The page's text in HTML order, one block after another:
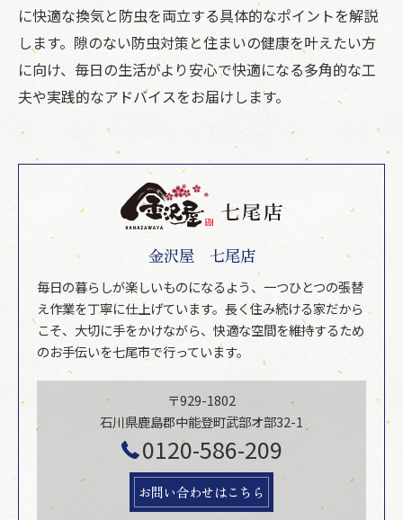
に快適な換気と防虫を両立する具体的なポイントを解説
します。隙のない防虫対策と住まいの健康を叶えたい方
に向け、毎日の生活がより安心で快適になる多角的な工
夫や実践的なアドバイスをお届けします。
金沢屋 七尾店
毎日の暮らしが楽しいものになるよう、一つひとつの張替
え作業を丁寧に仕上げています。長く住み続ける家だから
こそ、大切に手をかけながら、快適な空間を維持するため
のお手伝いを七尾市で行っています。
〒929-1802
石川県鹿島郡中能登町武部オ部32-1
0120-586-209
お問い合わせはこちら